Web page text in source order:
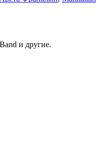
и другие.